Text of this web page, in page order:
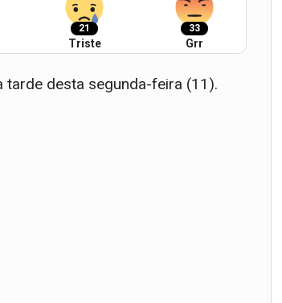
21
Triste
33
Grr
tarde desta segunda-feira (11).